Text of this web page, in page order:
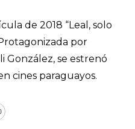
de 2018 “Leal, solo
por
González, se estrenó
cines paraguayos.